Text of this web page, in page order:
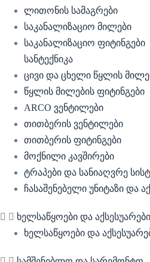
ლითონის სამაგრები
საკანალიზაციო მილები
საკანალიზაციო ფიტინგები
სანტექნიკა
ცივი და ცხელი წყლის
წყლის მილების ფიტინგები
ARCO ვენტილები
თითბერის ვენტილები
თითბერის ფიტინგები
მოქნილი კავშირები
ტრაპები და სანიაღვრე
ჩასაშენებელი უნიტაზი და
ხელსაწყოები და აქსესუარები
ხელსაწყოები და